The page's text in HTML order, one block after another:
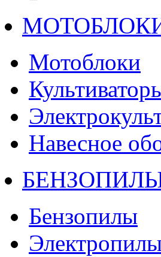
Мотоблоки
Навесное
Бензопилы